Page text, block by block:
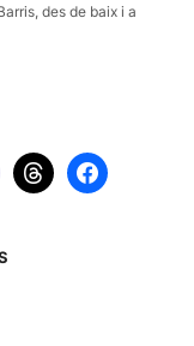
, des de baix i a
threads facebook